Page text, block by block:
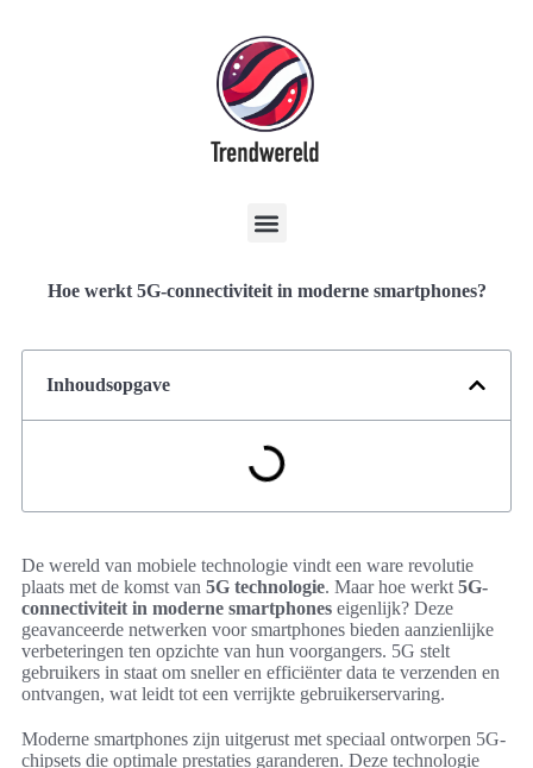
Hoe werkt 5G-connectiviteit in moderne smartphones?
Inhoudsopgave
De wereld van mobiele technologie vindt een ware revolutie
plaats met de komst van 5G technologie. Maar hoe werkt 5G-
connectiviteit in moderne smartphones eigenlijk? Deze
geavanceerde netwerken voor smartphones bieden aanzienlijke
verbeteringen ten opzichte van hun voorgangers. 5G stelt
gebruikers in staat om sneller en efficiënter data te verzenden en
ontvangen, wat leidt tot een verrijkte gebruikerservaring.
Moderne smartphones zijn uitgerust met speciaal ontworpen 5G-
chipsets die optimale prestaties garanderen. Deze technologie